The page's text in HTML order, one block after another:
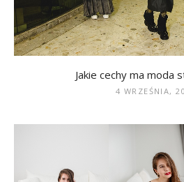
Jakie cechy ma moda
4 WRZEŚNIA,